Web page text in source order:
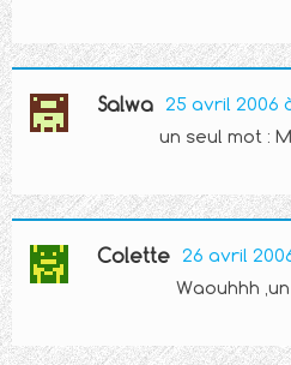
Salwa 25 avril 2006
un seul mot :
Colette 26 avril
Waouhhh